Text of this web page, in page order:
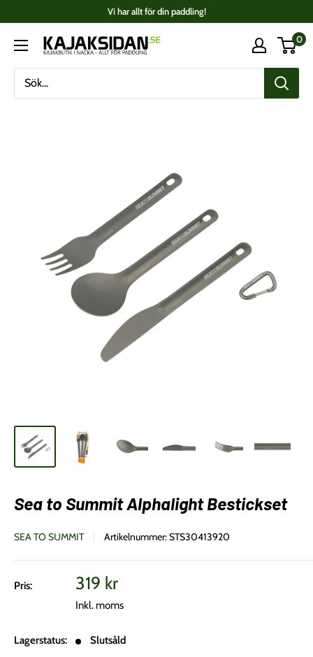
innehåll
Vi har allt för din paddling!
Kajaksidan
0
Sea to Summit Alphalight Bestickset
SEA TO SUMMIT Artikelnummer:STS30413920
Pris:
Vårt
pris
319 kr
Inkl. moms
Lagerstatus: Slutsåld